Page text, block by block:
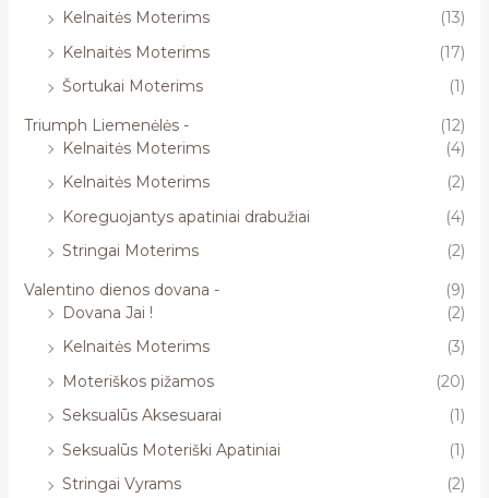
Kelnaitės Moterims
(13)
Kelnaitės Moterims
(17)
Šortukai Moterims
(1)
Triumph Liemenėlės -
(12)
Kelnaitės Moterims
(4)
Kelnaitės Moterims
(2)
Koreguojantys apatiniai drabužiai
(4)
Stringai Moterims
(2)
Valentino dienos dovana -
(9)
Dovana Jai !
(2)
Kelnaitės Moterims
(3)
Moteriškos pižamos
(20)
Seksualūs Aksesuarai
(1)
Seksualūs Moteriški Apatiniai
(1)
Stringai Vyrams
(2)